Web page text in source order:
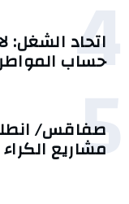
4
اتحاد الشغل:
حساب
5
مشاريع